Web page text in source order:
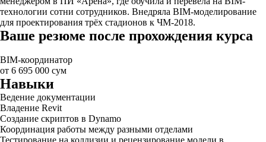
технологии сотни сотрудников. Внедряла BIM-моделирование
для проектирования трёх стадионов к ЧМ-2018.
Ваше резюме после прохождения курса
BIM-координатор
от 6 695 000 сум
Навыки
Ведение документации
Владение Revit
Создание скриптов в Dynamo
Координация работы между разными отделами
Тестирование на коллизии и рецензирование модели в